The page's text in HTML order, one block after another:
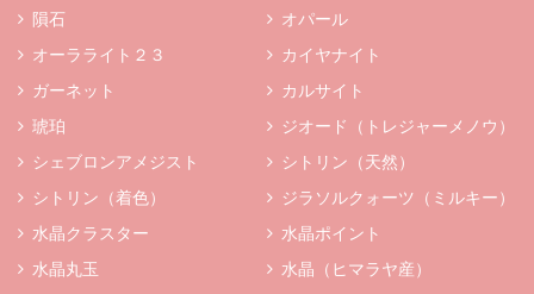
隕石
オパール
オーラライト２３
カイヤナイト
ガーネット
カルサイト
琥珀
ジオード（トレジャーメノウ）
シェブロンアメジスト
シトリン（天然）
シトリン（着色）
ジラソルクォーツ（ミルキー）
水晶クラスター
水晶ポイント
水晶丸玉
水晶（ヒマラヤ産）